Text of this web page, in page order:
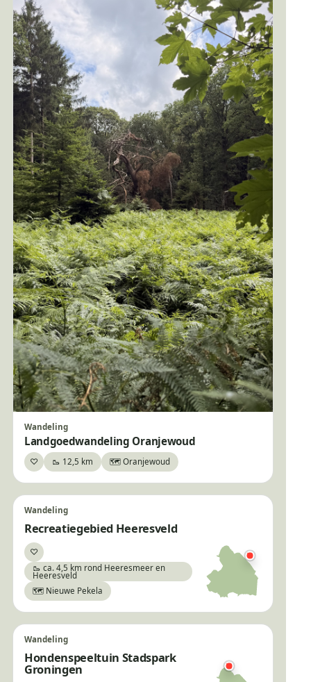
Wandeling
Landgoedwandeling Oranjewoud
♡Bewaar🥾 12,5 km 🗺️ Oranjewoud
Wandeling
Recreatiegebied Heeresveld
♡Bewaar
🥾 ca. 4,5 km rond Heeresmeer en
Heeresveld
🗺️ Nieuwe Pekela
Wandeling
Hondenspeeltuin Stadspark
Groningen